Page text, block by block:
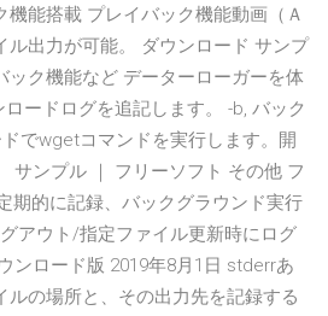
能搭載 プレイバック機能動画（Ａ
ル出力が可能。 ダウンロード サンプ
ク機能など データーローガーを体
ードログを追記します。 -b, バック
でwgetコマンドを実行します。開
サンプル ｜ フリーソフト その他 フ
期的に記録、バックグラウンド実行
アウト/指定ファイル更新時にログ
ンロード版 2019年8月1日 stderrあ
の場所と、その出力先を記録する